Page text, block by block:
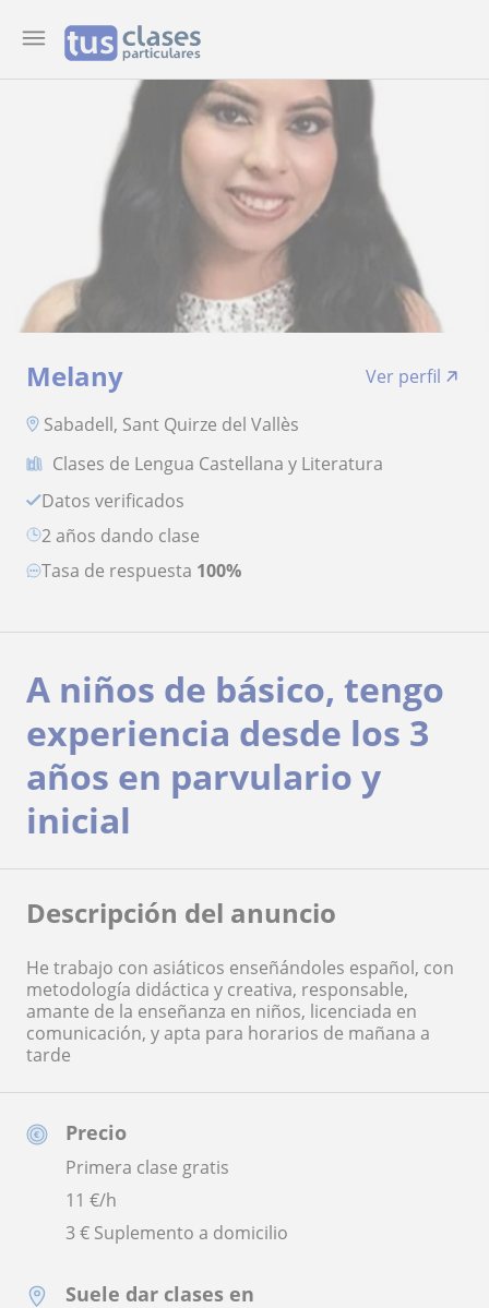
Melany
Ver perfil
Sabadell, Sant Quirze del Vallès
Clases de Lengua Castellana y Literatura
Datos verificados
2 años dando clase
Tasa de respuesta 100%
Precio
Primera clase gratis
11 €/h
3 € Suplemento a domicilio
Suele dar clases en
A niños de básico, tengo
experiencia desde los 3
años en parvulario y
inicial
Descripción del anuncio
He trabajo con asiáticos enseñándoles español, con
metodología didáctica y creativa, responsable,
amante de la enseñanza en niños, licenciada en
comunicación, y apta para horarios de mañana a
tarde